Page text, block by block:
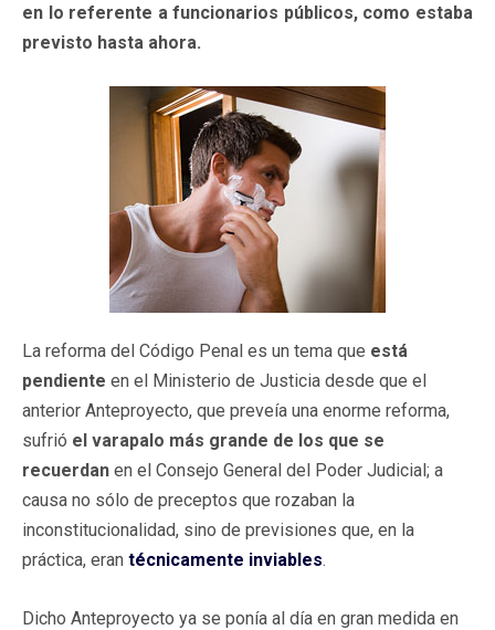
en lo referente a funcionarios públicos, como estaba
previsto hasta ahora.
La reforma del Código Penal es un tema que está
pendiente en el Ministerio de Justicia desde que el
anterior Anteproyecto, que preveía una enorme reforma,
sufrió el varapalo más grande de los que se
recuerdan en el Consejo General del Poder Judicial; a
causa no sólo de preceptos que rozaban la
inconstitucionalidad, sino de previsiones que, en la
práctica, eran técnicamente inviables.
Dicho Anteproyecto ya se ponía al día en gran medida en